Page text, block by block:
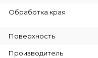
Обработка края
Поверхность
Производитель